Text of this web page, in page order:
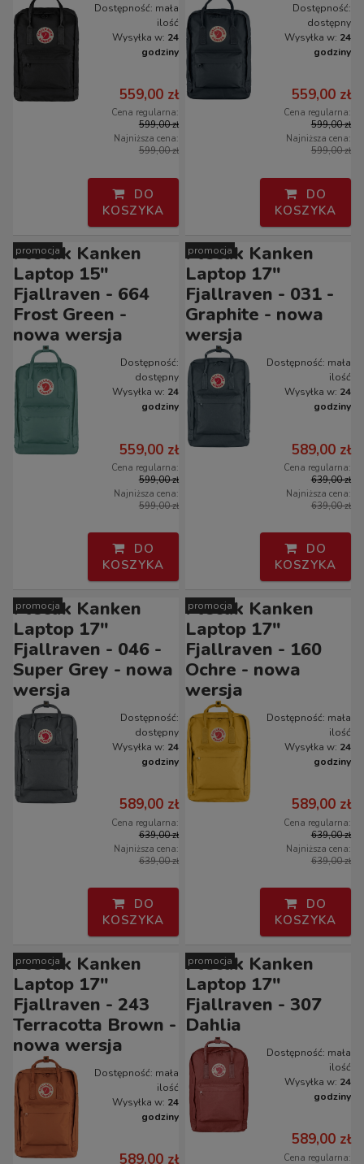
Dostępność: mała
ilość
Wysyłka w: 24
godziny
559,00 zł
Cena regularna:
599,00 zł
Najniższa cena:
599,00 zł
DO
KOSZYKA
Dostępność:
dostępny
Wysyłka w: 24
godziny
559,00 zł
Cena regularna:
599,00 zł
Najniższa cena:
599,00 zł
DO
KOSZYKA
Plecak Kanken
Laptop 15"
Fjallraven - 664
Frost Green -
nowa wersja
Dostępność:
dostępny
Wysyłka w: 24
godziny
559,00 zł
Cena regularna:
599,00 zł
Najniższa cena:
599,00 zł
DO
KOSZYKA
promocja
Plecak Kanken
Laptop 17"
Fjallraven - 031 -
Graphite - nowa
wersja
Dostępność: mała
ilość
Wysyłka w: 24
godziny
589,00 zł
Cena regularna:
639,00 zł
Najniższa cena:
639,00 zł
DO
KOSZYKA
promocja
Plecak Kanken
Laptop 17"
Fjallraven - 046 -
Super Grey - nowa
wersja
Dostępność:
dostępny
Wysyłka w: 24
godziny
589,00 zł
Cena regularna:
639,00 zł
Najniższa cena:
639,00 zł
DO
KOSZYKA
promocja
Plecak Kanken
Laptop 17"
Fjallraven - 160
Ochre - nowa
wersja
Dostępność: mała
ilość
Wysyłka w: 24
godziny
589,00 zł
Cena regularna:
639,00 zł
Najniższa cena:
639,00 zł
DO
KOSZYKA
promocja
Plecak Kanken
Laptop 17"
Fjallraven - 243
Terracotta Brown -
nowa wersja
Dostępność: mała
ilość
Wysyłka w: 24
godziny
589,00 zł
promocja
Plecak Kanken
Laptop 17"
Fjallraven - 307
Dahlia
Dostępność: mała
ilość
Wysyłka w: 24
godziny
589,00 zł
Cena regularna:
promocja